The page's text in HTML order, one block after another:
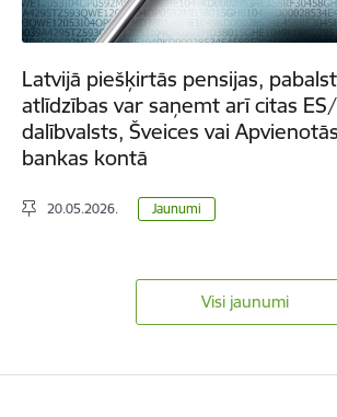
Latvijā piešķirtās pensijas,
atlīdzības var saņemt arī citas ES/
dalībvalsts, Šveices vai
bankas kontā
20.05.2026. Jaunumi
Visi jaunumi